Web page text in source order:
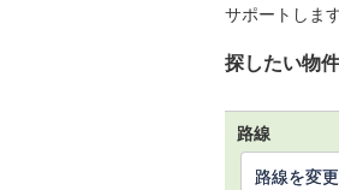
サポートします
探したい物
路線
路線を変